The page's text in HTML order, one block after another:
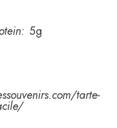
5g
tarte-